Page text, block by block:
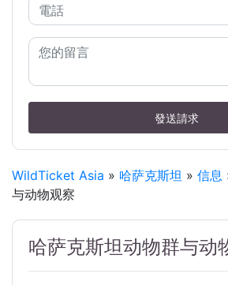
發送請求
WildTicket Asia » 哈萨克斯坦 » 信息
与动物观察
哈萨克斯坦动物群与动